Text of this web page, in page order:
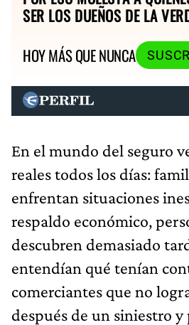
SER LOS DUEÑOS DE LA
HOY MÁS QUE NUNCA
En el mundo del seguro
reales todos los días:
enfrentan situaciones
respaldo económico,
descubren demasiado
entendían qué tenían
comerciantes que no
después de un siniestro y